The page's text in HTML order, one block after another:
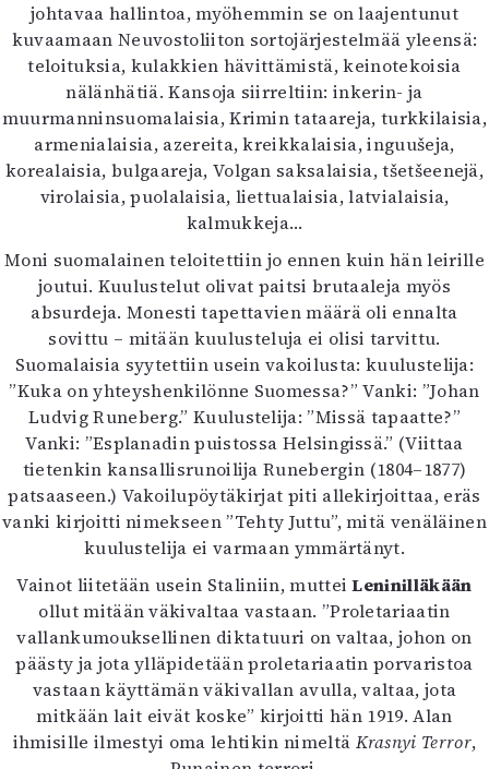
johtavaa hallintoa, myöhemmin se on laajentunut
kuvaamaan Neuvostoliiton sortojärjestelmää yleensä:
teloituksia, kulakkien hävittämistä, keinotekoisia
nälänhätiä. Kansoja siirreltiin: inkerin- ja
muurmanninsuomalaisia, Krimin tataareja, turkkilaisia,
armenialaisia, azereita, kreikkalaisia, inguušeja,
korealaisia, bulgaareja, Volgan saksalaisia, tšetšeenejä,
virolaisia, puolalaisia, liettualaisia, latvialaisia,
kalmukkeja…
Moni suomalainen teloitettiin jo ennen kuin hän leirille
joutui. Kuulustelut olivat paitsi brutaaleja myös
absurdeja. Monesti tapettavien määrä oli ennalta
sovittu – mitään kuulusteluja ei olisi tarvittu.
Suomalaisia syytettiin usein vakoilusta: kuulustelija:
”Kuka on yhteyshenkilönne Suomessa?” Vanki: ”Johan
Ludvig Runeberg.” Kuulustelija: ”Missä tapaatte?”
Vanki: ”Esplanadin puistossa Helsingissä.” (Viittaa
tietenkin kansallisrunoilija Runebergin (1804–1877)
patsaaseen.) Vakoilupöytäkirjat piti allekirjoittaa, eräs
vanki kirjoitti nimekseen ”Tehty Juttu”, mitä venäläinen
kuulustelija ei varmaan ymmärtänyt.
Vainot liitetään usein Staliniin, mutteiLeninilläkään
ollut mitään väkivaltaa vastaan. ”Proletariaatin
vallankumouksellinen diktatuuri on valtaa, johon on
päästy ja jota ylläpidetään proletariaatin porvaristoa
vastaan käyttämän väkivallan avulla, valtaa, jota
mitkään lait eivät koske” kirjoitti hän 1919. Alan
ihmisille ilmestyi oma lehtikin nimeltä Krasnyi Terror,